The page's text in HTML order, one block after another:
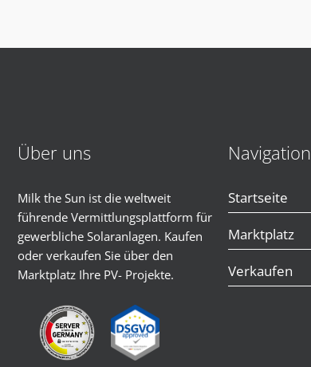
Über uns
Milk the Sun ist die weltweit
führende Vermittlungsplattform für
gewerbliche Solaranlagen. Kaufen
oder verkaufen Sie über den
Marktplatz Ihre PV- Projekte.
Navigation
Startseite
Marktplatz
Verkaufen